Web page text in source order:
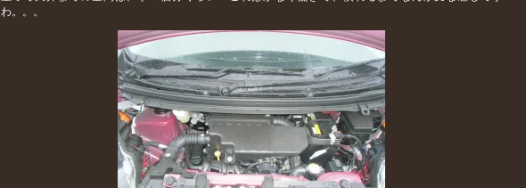
わ。。。